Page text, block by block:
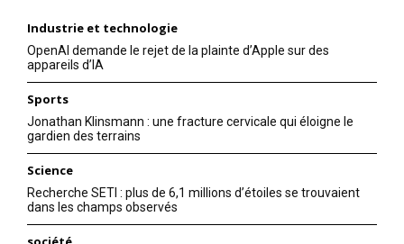
Industrie et technologie
OpenAI demande le rejet de la plainte d’Apple sur des
appareils d’IA
Sports
Jonathan Klinsmann : une fracture cervicale qui éloigne le
gardien des terrains
Science
Recherche SETI : plus de 6,1 millions d’étoiles se trouvaient
dans les champs observés